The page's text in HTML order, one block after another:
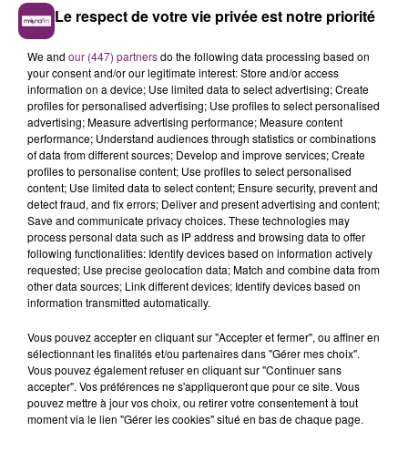
LES AUTRES JEUX >
Le respect de votre vie privée est notre priorité
We and our (447) partnersdo the following data processing based on
your consent and/or our legitimate interest: Store and/or access
information on a device; Use limited data to select advertising; Create
profiles for personalised advertising; Use profiles to select personalised
advertising; Measure advertising performance; Measure content
performance; Understand audiences through statistics or combinations
of data from different sources; Develop and improve services; Create
profiles to personalise content; Use profiles to select personalised
content; Use limited data to select content; Ensure security, prevent and
detect fraud, and fix errors; Deliver and present advertising and content;
Save and communicate privacy choices. These technologies may
process personal data such as IP address and browsing data to offer
following functionalities: Identify devices based on information actively
requested; Use precise geolocation data; Match and combine data from
other data sources; Link different devices; Identify devices based on
information transmitted automatically.
Vous pouvez accepter en cliquant sur "Accepter et fermer", ou affiner en
sélectionnant les finalités et/ou partenaires dans "Gérer mes choix".
Vous pouvez également refuser en cliquant sur "Continuer sans
accepter". Vos préférences ne s'appliqueront que pour ce site. Vous
pouvez mettre à jour vos choix, ou retirer votre consentement à tout
moment via le lien "Gérer les cookies" situé en bas de chaque page.